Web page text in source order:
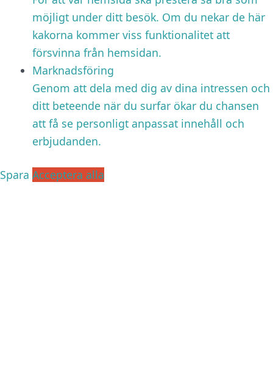
möjligt under ditt besök. Om du nekar de här
kakorna kommer viss funktionalitet att
försvinna från hemsidan.
Marknadsföring
Genom att dela med dig av dina intressen och
ditt beteende när du surfar ökar du chansen
att få se personligt anpassat innehåll och
erbjudanden.
Spara Acceptera alla